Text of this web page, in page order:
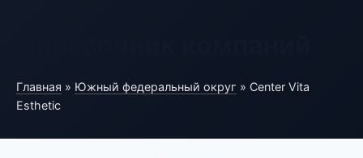
Главная » Южный федеральный округ » Center Vita
Esthetic